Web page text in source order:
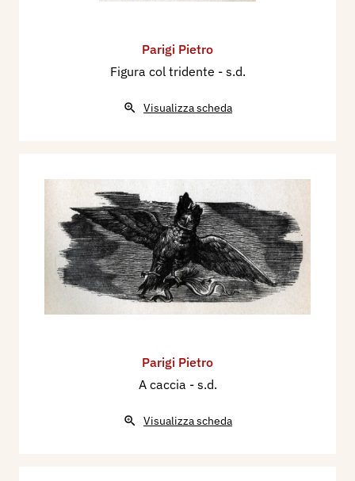
Parigi Pietro
Figura col tridente - s.d.
Visualizza scheda
Parigi Pietro
A caccia - s.d.
Visualizza scheda